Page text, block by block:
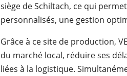
siège de Schiltach, ce qui
personnalisés, une gestion
Grâce à ce site de production,
du marché local, réduire ses
liées à la logistique.